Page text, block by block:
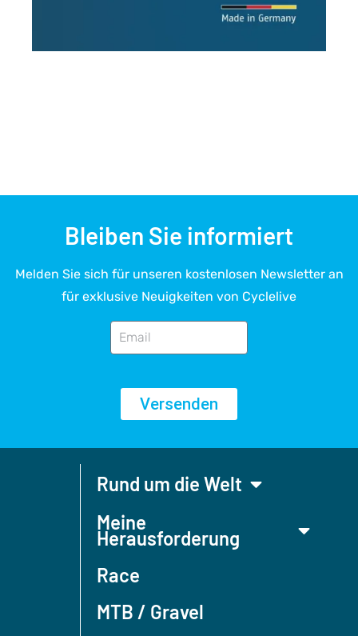
Bleiben Sie informiert
Melden Sie sich für unseren kostenlosen Newsletter an
für exklusive Neuigkeiten von Cyclelive
Versenden
Rund um die Welt
Meine
Herausforderung
Race
MTB / Gravel